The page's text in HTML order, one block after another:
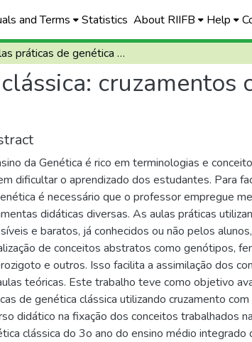
and Terms Statistics About RIIFB Help
Aulas práticas de genética clássica: cruzamentos com galinha Sura como recurso didático
cruzamentos
da Genética é rico em terminologias e
dificultar o aprendizado dos estudantes. Para
é necessário que o professor empregue
didáticas diversas. As aulas práticas
e baratos, já conhecidos ou não pelos
de conceitos abstratos como genótipos,
e outros. Isso facilita a assimilação dos
teóricas. Este trabalho teve como objetivo
de genética clássica utilizando cruzamento
didático na fixação dos conceitos trabalhados
clássica do 3o ano do ensino médio integrado